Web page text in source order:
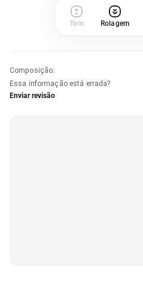
Tom Rolagem
Composição:
Essa informação está errada?
Enviar revisão